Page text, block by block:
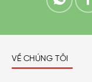
VỀ CHÚNG TÔI